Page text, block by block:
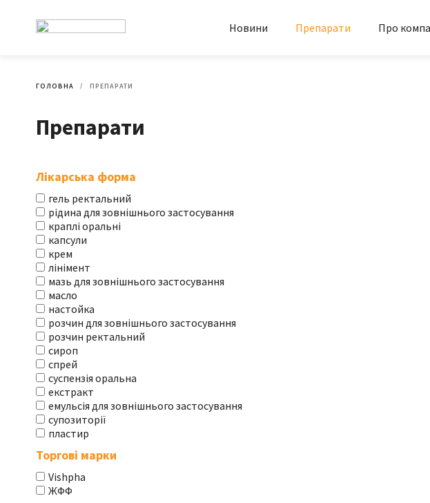
Новини Препарати Про
ГОЛОВНА ПРЕПАРАТИ
Препарати
Лікарська форма
гель ректальний
рідина для зовнішнього застосування
краплі оральні
капсули
крем
лінімент
мазь для зовнішнього застосування
масло
настойка
розчин для зовнішнього застосування
розчин ректальний
сироп
спрей
суспензія оральна
екстракт
емульсія для зовнішнього застосування
супозиторії
пластир
Торгові марки
Vishpha
ЖФФ